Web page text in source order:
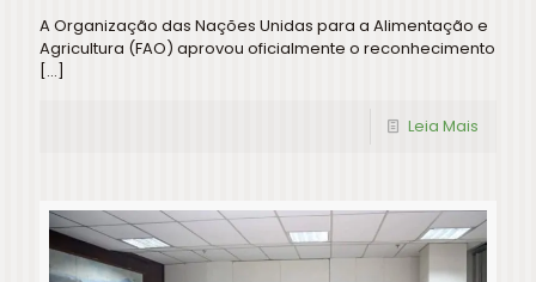
A Organização das Nações Unidas para a Alimentação e
Agricultura (FAO) aprovou oficialmente o reconhecimento
[…]
Leia Mais